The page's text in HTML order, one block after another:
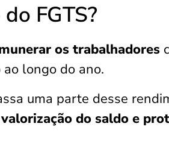
FGTS?
os trabalhadores
longo do ano.
uma parte desse
valorização do saldo e